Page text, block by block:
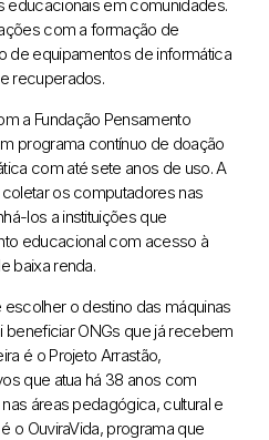
educacionais em comunidades.
com a formação de
de equipamentos de informática
recuperados.
a Fundação Pensamento
programa contínuo de doação
com até sete anos de uso. A
os computadores nas
los a instituições que
educacional com acesso à
baixa renda.
o destino das máquinas
beneficiar ONGs que já recebem
é o Projeto Arrastão,
que atua há 38 anos com
áreas pedagógica, cultural e
o OuviraVida, programa que